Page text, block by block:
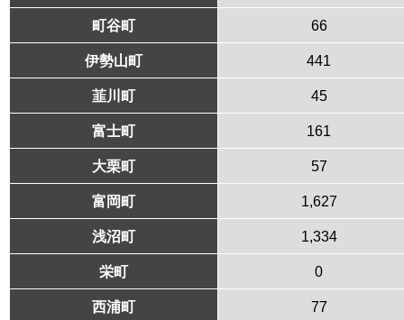
町谷町 66
伊勢山町 441
韮川町 45
富士町 161
大栗町 57
富岡町 1,627
浅沼町 1,334
栄町 0
西浦町 77